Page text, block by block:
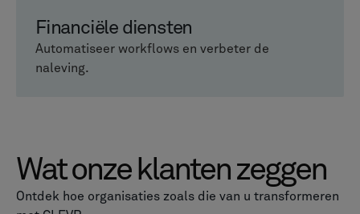
Financiële diensten
Automatiseer workflows en verbeter de
naleving.
Wat onze klanten zeggen
Ontdek hoe organisaties zoals die van u transformeren